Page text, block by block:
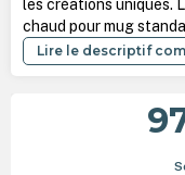
les créations uniques.
chaud pour mug
Lire le descriptif